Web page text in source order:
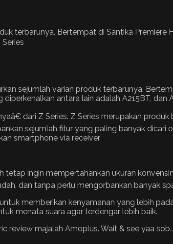
terbarunya. Bertempat di Santika
sejumlah varian produk terbarunya.
antara lain adalah A215BT, dan
dari Z Series. Z Series merupakan
sejumlah fitur yang paling banyak
smartphone via receiver.
ingin mempertahankan ukuran
dan tanpa perlu mengorbankan banyak
memberikan kenyamanan yang lebih
menata suara agar terdengar lebih baik.
review majalah Amoplus. Wait & see yaa sob..